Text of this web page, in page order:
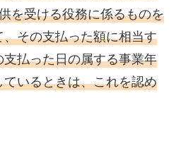
を受ける役務に係るものを
その支払った額に相当す
払った日の属する事業年
いるときは、これを認め